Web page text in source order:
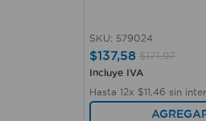
SKU: 579024
$137,58 $171,97
Incluye IVA
Hasta 12x $11 46 sin